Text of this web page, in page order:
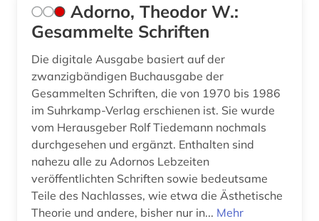
enzyklopädie (10)
epistemische logik (1)
erasmus von rotterdam (1)
erfindung (1)
erkenntnistheorie (3)
ernst (3)
erziehungswissenschaft (1)
Adorno, Theodor W.:
Gesammelte Schriften
Die digitale Ausgabe basiert auf der
zwanzigbändigen Buchausgabe der
Gesammelten Schriften, die von 1970 bis 1986
im Suhrkamp-Verlag erschienen ist. Sie wurde
vom Herausgeber Rolf Tiedemann nochmals
durchgesehen und ergänzt. Enthalten sind
nahezu alle zu Adornos Lebzeiten
veröffentlichten Schriften sowie bedeutsame
Teile des Nachlasses, wie etwa die Ästhetische
Theorie und andere, bisher nur in... Mehr